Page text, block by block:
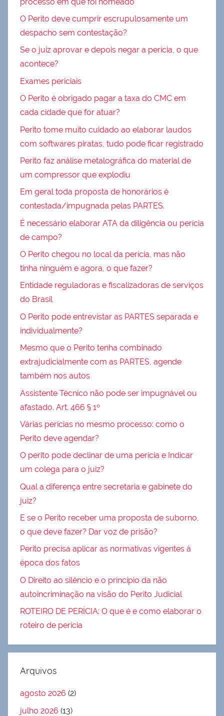
O Perito deve cumprir escrupulosamente um
despacho sem contestação?
Se o juiz aprovar e depois negar a perícia, o que
acontece?
Exames periciais
O Perito é obrigado pagar a taxa do CMC em
cada cidade que for atuar?
Perito tome muito cuidado ao elaborar laudos
com softwares piratas, tudo pode ficar registrado
Perito faz análise metalográfica do material de
um compressor que explodiu
Em geral toda proposta de honorários é
contestada/impugnada pelas PARTES.
É necessário elaborar ATA da diligência ou perícia
de campo?
O Perito chegou no local da perícia, mas não
tinha ninguém e agora, o que fazer?
Entidade reguladoras e fiscalizadoras de serviços
do Brasil
O Perito pode entrevistar as PARTES separada e
individualmente?
Mesmo que o Perito tenha combinado
extrajudicialmente com as PARTES, agende
também nos autos
Assistente Técnico não pode ser impugnável ou
afastado. Art. 466 § 1º
Várias perícias no mesmo processo: como o
Perito deve agendar?
O perito pode declinar de uma perícia e Indicar
um colega para o juiz?
Qual a diferença entre secretaria e gabinete do
juiz?
E se o Perito receber uma proposta de suborno,
o que deve fazer? Dar voz de prisão?
Perito precisa aplicar as normativas vigentes à
época dos fatos
O Direito ao silêncio e o princípio da não
autoincriminação na visão do Perito Judicial
ROTEIRO DE PERÍCIA: O que é e como elaborar o
roteiro de perícia
Arquivos
agosto 2026 (2)
julho 2026 (13)